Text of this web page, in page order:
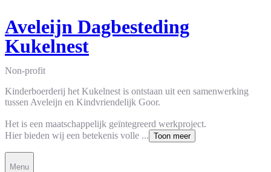
Aveleijn Dagbesteding
Kukelnest
Non-profit
Kinderboerderij het Kukelnest is ontstaan uit een samenwerking
tussen Aveleijn en Kindvriendelijk Goor.
Het is een maatschappelijk geïntegreerd werkproject.
Hier bieden wij een betekenis volle ... Toon meer
Menu